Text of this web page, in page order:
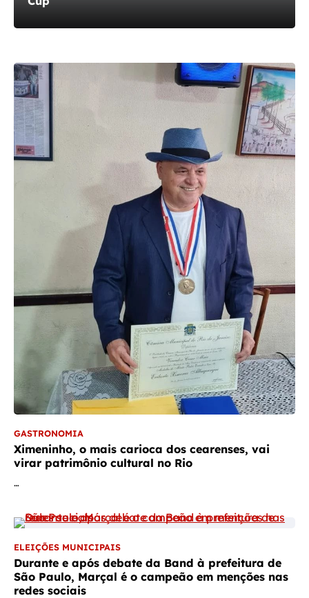
GASTRONOMIA
Ximeninho, o mais carioca dos cearenses, vai
virar patrimônio cultural no Rio
…
ELEIÇÕES MUNICIPAIS
Durante e após debate da Band à prefeitura de
São Paulo, Marçal é o campeão em menções nas
redes sociais